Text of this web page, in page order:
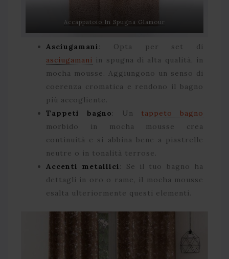
Accappatoio In Spugna Glamour
Asciugamani: Opta per set di
asciugamani in spugna di alta qualità, in
mocha mousse. Aggiungono un senso di
coerenza cromatica e rendono il bagno
più accogliente.
Tappeti bagno: Un tappeto bagno
morbido in mocha mousse crea
continuità e si abbina bene a piastrelle
neutre o in tonalità terrose.
Accenti metallici: Se il tuo bagno ha
dettagli in oro o rame, il mocha mousse
esalta ulteriormente questi elementi.